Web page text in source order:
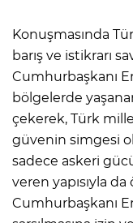
Konuşmasında
barış ve istikrarı
Cumhurbaşkanı
bölgelerde
çekerek, Türk
güvenin simgesi
sadece askeri
veren yapısıyla da
Cumhurbaşkanı